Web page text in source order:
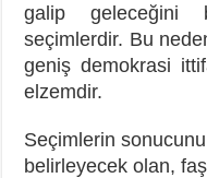
galip geleceğini
seçimlerdir. Bu
geniş demokrasi
elzemdir.
Seçimlerin
belirleyecek olan,